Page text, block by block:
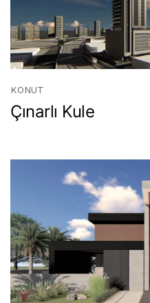
KONUT
Çınarlı Kule